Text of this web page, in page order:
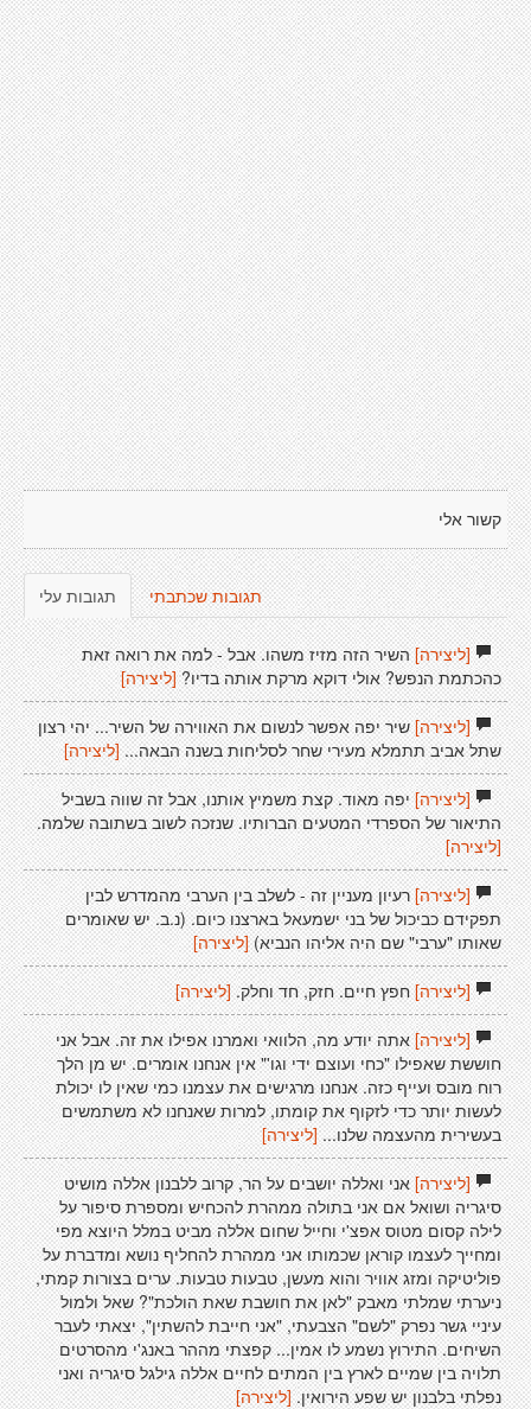
קשור אלי
תגובות עלי תגובות שכתבתי
[ליצירה]השיר הזה מזיז משהו. אבל - למה את רואה זאת
כהכתמת הנפש? אולי דוקא מרקת אותה בדיו? [ליצירה]
[ליצירה]שיר יפה אפשר לנשום את האווירה של השיר... יהי רצון
שתל אביב תתמלא מעירי שחר לסליחות בשנה הבאה... [ליצירה]
[ליצירה]יפה מאוד. קצת משמיץ אותנו, אבל זה שווה בשביל
התיאור של הספרדי המטעים הברותיו. שנזכה לשוב בשתובה שלמה.
[ליצירה]
[ליצירה]רעיון מעניין זה - לשלב בין הערבי מהמדרש לבין
תפקידם כביכול של בני ישמעאל בארצנו כיום. (נ.ב. יש שאומרים
שאותו "ערבי" שם היה אליהו הנביא) [ליצירה]
[ליצירה]חפץ חיים. חזק, חד וחלק. [ליצירה]
[ליצירה]אתה יודע מה, הלוואי ואמרנו אפילו את זה. אבל אני
חוששת שאפילו "כחי ועוצם ידי וגו'" אין אנחנו אומרים. יש מן הלך
רוח מובס ועייף כזה. אנחנו מרגישים את עצמנו כמי שאין לו יכולת
לעשות יותר כדי לזקוף את קומתו, למרות שאנחנו לא משתמשים
בעשירית מהעצמה שלנו... [ליצירה]
[ליצירה]אני ואללה יושבים על הר, קרוב ללבנון אללה מושיט
סיגריה ושואל אם אני בתולה ממהרת להכחיש ומספרת סיפור על
לילה קסום מטוס אפצ'י וחייל שחום אללה מביט במלל היוצא מפי
ומחייך לעצמו קוראן שכמותו אני ממהרת להחליף נושא ומדברת על
פוליטיקה ומזג אוויר והוא מעשן, טבעות טבעות. ערים בצורות קמתי,
ניערתי שמלתי מאבק "לאן את חושבת שאת הולכת"? שאל ולמול
עיניי גשר נפרק "לשם" הצבעתי, "אני חייבת להשתין", יצאתי לעבר
השיחים. התירוץ נשמע לו אמין... קפצתי מההר באנג'י מהסרטים
תלויה בין שמיים לארץ בין המתים לחיים אללה גילגל סיגריה ואני
נפלתי בלבנון יש שפע הירואין.[ליצירה]